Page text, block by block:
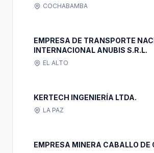
COCHABAMBA
EMPRESA DE TRANSPORTE
INTERNACIONAL ANUBIS S.R.L.
EL ALTO
KERTECH INGENIERÍA LTDA.
LA PAZ
EMPRESA MINERA CABALLO DE